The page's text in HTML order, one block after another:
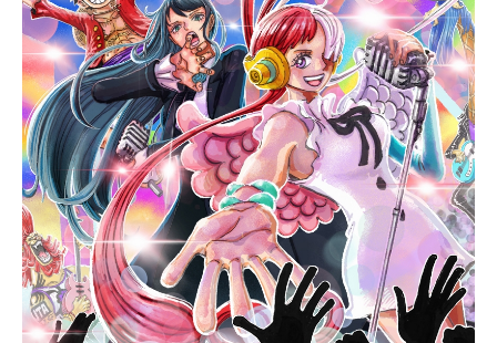
ルの烏野高校に対し、“繋ぐ”をモット
ーにした超守備的なプレースタイル
の音駒高校。音駒高校との試合を経
て新たな可能性を見つけ出していく
烏野高校のメンバーたち―――春の
高校バレー宮城県代表決定戦、春高
初戦と、強敵を次々と倒す中で進化
を遂げた烏野高校は、春高2回戦で優
勝候補・稲荷崎高校を下す。そし
て、遂に3回戦で、因縁のライバル
校・音駒高校と対戦することとな
る。幾度となく練習試合を重ねて
も、公式の舞台で兵刃を交えること
が一度もなかった両雄。烏野高校対